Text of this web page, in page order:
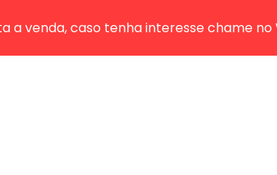
a venda, caso tenha interesse chame no